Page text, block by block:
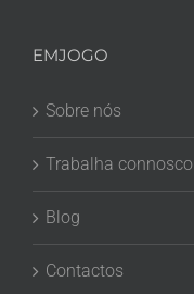
EMJOGO
Sobre nós
Trabalha connosco
Blog
Contactos